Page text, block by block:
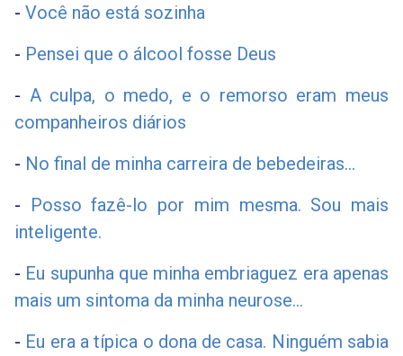
- Você não está sozinha
- Pensei que o álcool fosse Deus
- A culpa, o medo, e o remorso eram meus
companheiros diários
- No final de minha carreira de bebedeiras...
- Posso fazê-lo por mim mesma. Sou mais
inteligente.
- Eu supunha que minha embriaguez era apenas
mais um sintoma da minha neurose...
- Eu era a típica o dona de casa. Ninguém sabia